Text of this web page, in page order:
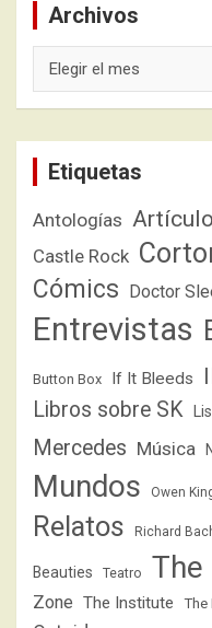
Archivos
Etiquetas
Antologías
Castle Rock
Cómics Doctor
Entrevistas
Button Box If It Bleeds
Libros sobre SK
Mercedes Música
Mundos
Owen
Relatos Richard
Beauties Teatro The
Zone The Institute The